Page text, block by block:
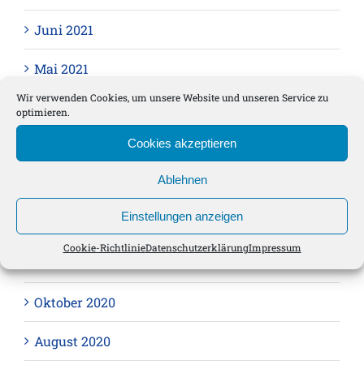
Wir verwenden Cookies, um unsere Website und unseren Service zu
optimieren.
Cookies akzeptieren
Ablehnen
Einstellungen anzeigen
Cookie-RichtlinieDatenschutzerklärungImpressum
Juni 2021
Mai 2021
April 2021
Oktober 2020
August 2020